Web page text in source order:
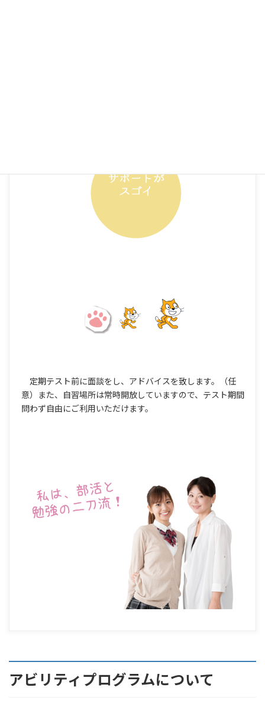
定期テスト前に面談をし、アドバイスを致します。（任
意）また、自習場所は常時開放していますので、テスト期間
問わず自由にご利用いただけます。
アビリティプログラムについて